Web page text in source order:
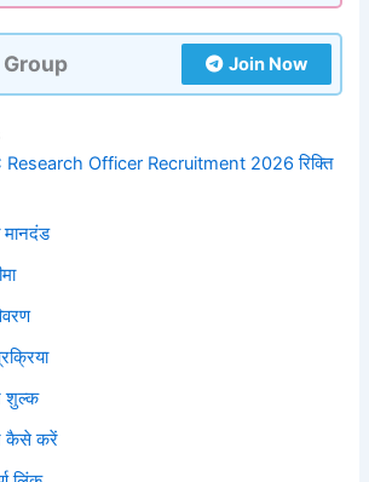
Join Now
Research Officer Recruitment 2026 रिक्ति
मानदंड
शुल्क
कैसे करें